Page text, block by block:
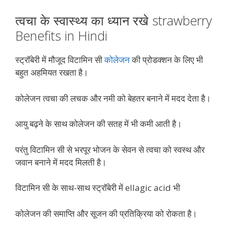
त्वचा के स्वास्थ्य का ध्यान रखे strawberry
Benefits in Hindi
स्ट्रॉबेरी में मौजूद विटामिन सीकोलेजनकी प्रोडक्शन के लिए भी
बहुत अहमियत रखता है।
कोलेजन त्वचा की लचक और नमी को बेहतर बनाने में मदद देता है।
आयु बढ़ने के साथ कोलेजन की सतह में भी कमी आती है।
परंतु विटामिन सी से भरपूर भोजन के सेवन से त्वचा को स्वस्थ और
जवान बनाने में मदद मिलती है।
विटामिन सी के साथ-साथ स्ट्रॉबेरी में ellagic acid भी
कोलेजन की समाप्ति और सूजन की प्रतिक्रिया को रोकता है।